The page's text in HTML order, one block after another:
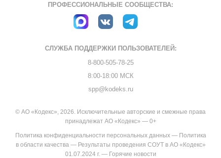
ПРОФЕССИОНАЛЬНЫЕ СООБЩЕСТВА:
СЛУЖБА ПОДДЕРЖКИ ПОЛЬЗОВАТЕЛЕЙ:
8-800-505-78-25
8:00-18:00 МСК
spp@kodeks.ru
© АО «Кодекс», 2026. Исключительные авторские и смежные права
принадлежат АО «Кодекс» — 0+
Политика конфиденциальности персональных данных— Политика
в области качества— Результаты проведения СОУТ в АО «Кодекс»
01.07.2024 г.— Горячие новости